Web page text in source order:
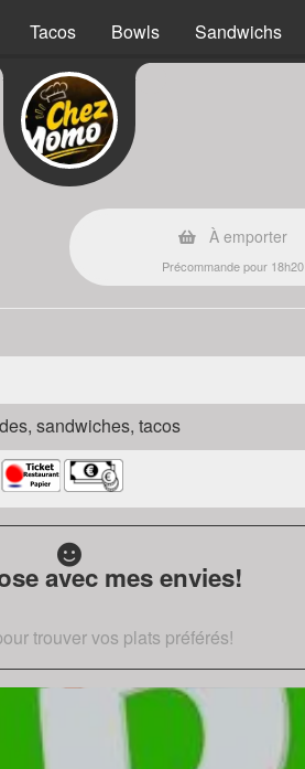
Tacos Bowls Sandwichs
À emporter
Précommande pour 18h20
sandwiches, tacos
avec mes envies!
trouver vos plats préférés!